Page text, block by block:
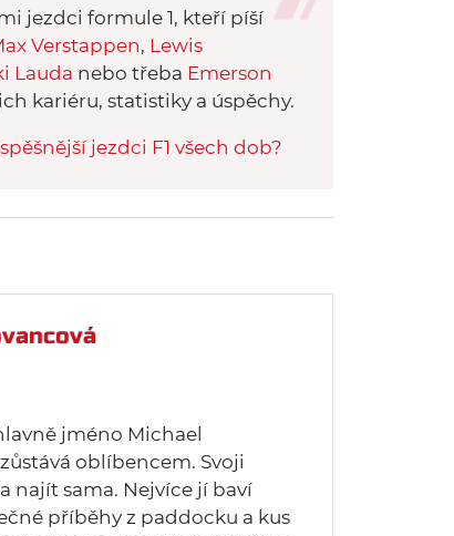
jezdci formule 1, kteří píší
Verstappen, Lewis
Lauda nebo třeba Emerson
kariéru, statistiky a úspěchy.
jezdci F1 všech dob?
jméno Michael
oblíbencem. Svoji
najít sama. Nejvíce jí baví
příběhy z paddocku a kus